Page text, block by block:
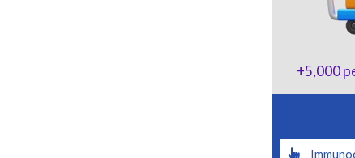
+5,000